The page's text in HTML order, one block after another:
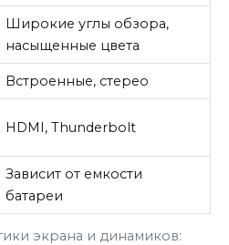
экрана и динамиков:
Широкие углы обзора,
насыщенные цвета
Встроенные, стерео
HDMI, Thunderbolt
Зависит от емкости
батареи